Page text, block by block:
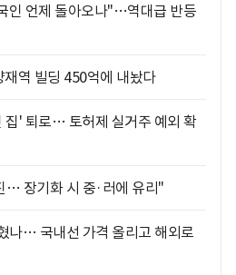
인 언제 돌아오나"…역대급 반등
재역 빌딩 450억에 내놨다
집' 퇴로… 토허제 실거주 예외 확
… 장기화 시 중·러에 유리"
나… 국내선 가격 올리고 해외로